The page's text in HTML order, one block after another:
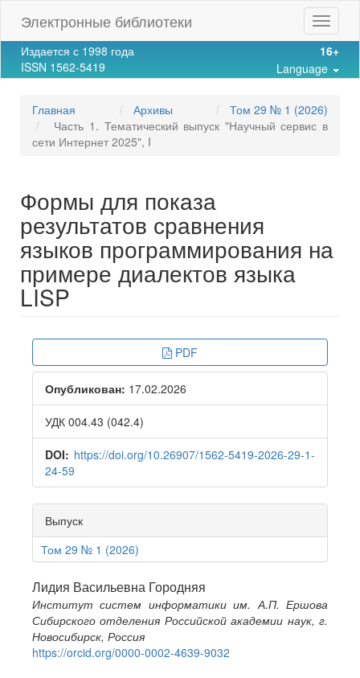
Navigation
Main
Content
Sidebar
Toggle
Электронные библиотеки
Издается с 1998 года
ISSN 1562-5419
16+
Language
Главная Архивы
Том 29 № 1 (2026)
Часть 1. Тематический выпуск "Научный сервис в
сети Интернет 2025", I
Формы для показа
результатов сравнения
языков программирования на
примере диалектов языка
LISP
Article
Sidebar
PDF
Опубликован: 17.02.2026
УДК 004.43 (042.4)
DOI: https://doi.org/10.26907/1562-5419-2026-29-1-
24-59
Выпуск
Том 29 № 1 (2026)
Main
Article
Content
Лидия Васильевна Городняя
Институт систем информатики им. А.П. Ершова
Сибирского отделения Российской академии наук, г.
Новосибирск, Россия
https://orcid.org/0000-0002-4639-9032